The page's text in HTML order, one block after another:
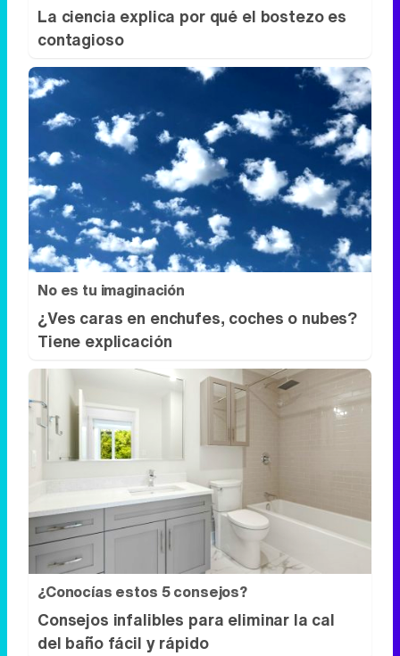
La ciencia explica por qué el bostezo es
contagioso
No es tu imaginación
¿Ves caras en enchufes, coches o nubes?
Tiene explicación
¿Conocías estos 5 consejos?
Consejos infalibles para eliminar la cal
del baño fácil y rápido